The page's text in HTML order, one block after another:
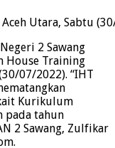
Utara, Sabtu
2 Sawang
House Training
07/2022). “IHT
Kurikulum
pada tahun
2 Sawang, Zulfikar